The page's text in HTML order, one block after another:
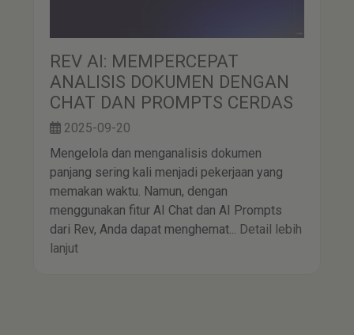
REV AI: MEMPERCEPAT
ANALISIS DOKUMEN DENGAN
CHAT DAN PROMPTS CERDAS
2025-09-20
Mengelola dan menganalisis dokumen
panjang sering kali menjadi pekerjaan yang
memakan waktu. Namun, dengan
menggunakan fitur AI Chat dan AI Prompts
dari Rev, Anda dapat menghemat...
Detail lebih
lanjut